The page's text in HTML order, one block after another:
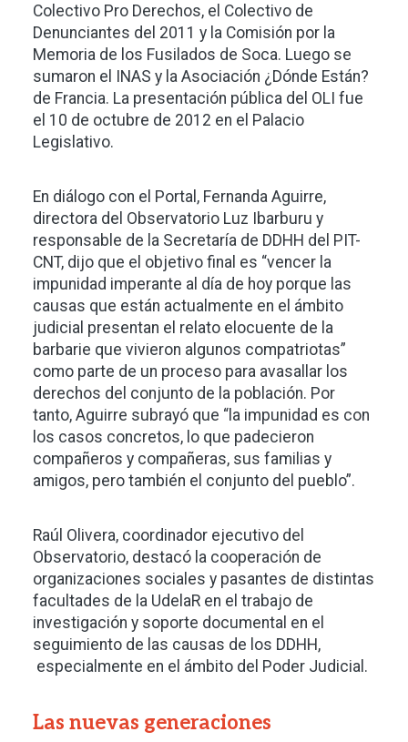
Colectivo Pro Derechos, el Colectivo de
Denunciantes del 2011 y la Comisión por la
Memoria de los Fusilados de Soca. Luego se
sumaron el INAS y la Asociación ¿Dónde Están?
de Francia. La presentación pública del OLI fue
el 10 de octubre de 2012 en el Palacio
Legislativo.
En diálogo con el Portal, Fernanda Aguirre,
directora del Observatorio Luz Ibarburu y
responsable de la Secretaría de DDHH del PIT-
CNT, dijo que el objetivo final es “vencer la
impunidad imperante al día de hoy porque las
causas que están actualmente en el ámbito
judicial presentan el relato elocuente de la
barbarie que vivieron algunos compatriotas”
como parte de un proceso para avasallar los
derechos del conjunto de la población. Por
tanto, Aguirre subrayó que “la impunidad es con
los casos concretos, lo que padecieron
compañeros y compañeras, sus familias y
amigos, pero también el conjunto del pueblo”.
Raúl Olivera, coordinador ejecutivo del
Observatorio, destacó la cooperación de
organizaciones sociales y pasantes de distintas
facultades de la UdelaR en el trabajo de
investigación y soporte documental en el
seguimiento de las causas de los DDHH,
especialmente en el ámbito del Poder Judicial.
Las nuevas generaciones